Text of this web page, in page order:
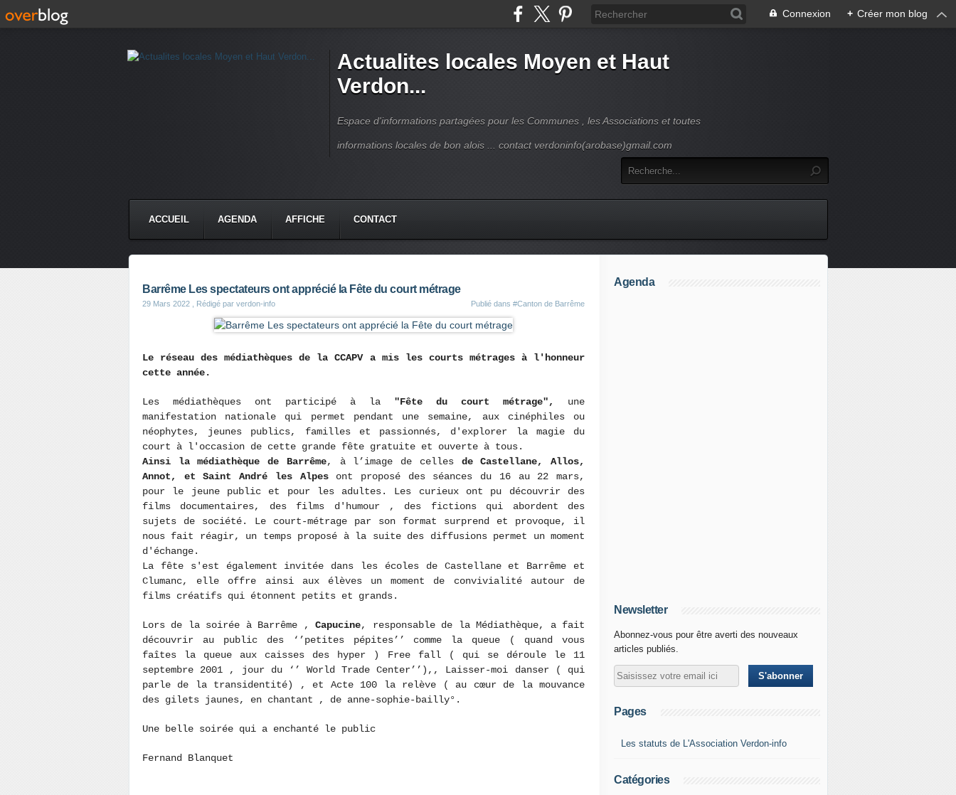
Connexion + Créer mon blog
Actualites locales Moyen et Haut
Verdon...
Espace d'informations partagées pour les Communes , les Associations et toutes
informations locales de bon alois ... contact verdoninfo(arobase)gmail.com
ACCUEIL AGENDA AFFICHE CONTACT
Barrême Les spectateurs ont apprécié la Fête du court métrage
29 Mars 2022 , Rédigé par verdon-info Publié dans #Canton de Barrême
Le réseau des médiathèques de la CCAPV a mis les courts métrages à l'honneur
cette année.
Les médiathèques ont participé à la "Fête du court métrage",
une
manifestation nationale qui permet pendant une semaine, aux cinéphiles ou
néophytes, jeunes publics, familles et passionnés, d'explorer la magie du
court à l'occasion de cette grande fête gratuite et ouverte à tous.
Ainsi la médiathèque de Barrême, à l’image de celles de Castellane, Allos,
Annot, et Saint André les Alpes ont proposé des séances du 16 au 22 mars,
pour le jeune public et pour les adultes. Les curieux ont pu découvrir des
films documentaires, des films d'humour , des fictions qui abordent des
sujets de société. Le court-métrage par son format surprend et provoque, il
nous fait réagir, un temps proposé à la suite des diffusions permet un moment
d'échange.
La fête s'est également invitée dans les écoles de Castellane et Barrême et
Clumanc, elle offre ainsi aux élèves un moment de convivialité autour de
films créatifs qui étonnent petits et grands.
Lors de la soirée à Barrême ,Capucine, responsable de la Médiathèque, a fait
découvrir au public des ‘’petites pépites’’ comme la queue ( quand vous
faîtes la queue aux caisses des hyper ) Free fall ( qui se déroule le 11
septembre 2001 , jour du ‘’ World Trade Center’’),, Laisser-moi danser ( qui
parle de la transidentité) , et Acte 100 la relève ( au cœur de la mouvance
des gilets jaunes, en chantant , de anne-sophie-bailly°.
Une belle soirée qui a enchanté le public
Fernand Blanquet
Agenda
Newsletter
Abonnez-vous pour être averti des nouveaux
articles publiés.
Pages
Les statuts de L'Association Verdon-info
Catégories